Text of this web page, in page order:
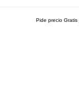
Pide precio Gratis